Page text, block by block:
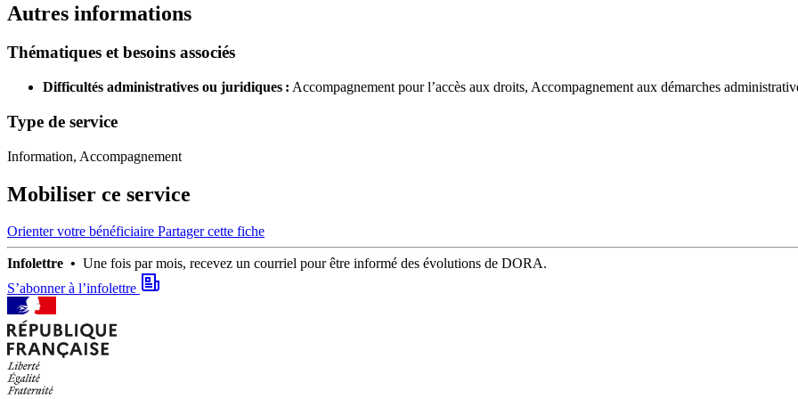
Autres informations
Thématiques et besoins associés
Difficultés administratives ou juridiques : Accompagnement pour l’accès aux droits, Accompagnement aux démarches
Type de service
Information, Accompagnement
Mobiliser ce service
Orienter votre bénéficiaire Partager cette fiche
Infolettre • Une fois par mois, recevez un courriel pour être informé des évolutions de DORA.
S’abonner à l’infolettre